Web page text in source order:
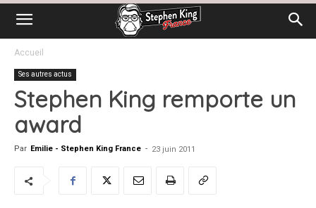
Accueil
Ses autres actus
Stephen King remporte un
award
Par Emilie - Stephen King France - 23 juin 2011